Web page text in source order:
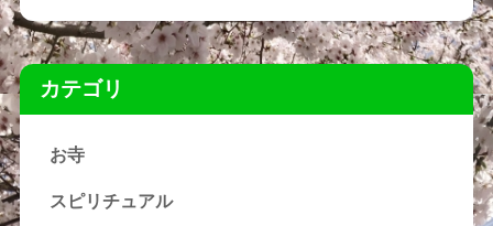
カテゴリ
お寺
スピリチュアル